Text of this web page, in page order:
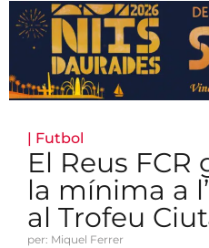
| Futbol
El Reus FCR
la mínima a
al Trofeu
per: Miquel Ferrer